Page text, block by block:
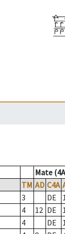
Mate
TM AD C4A
3 DE
4 12 DE
4 DE